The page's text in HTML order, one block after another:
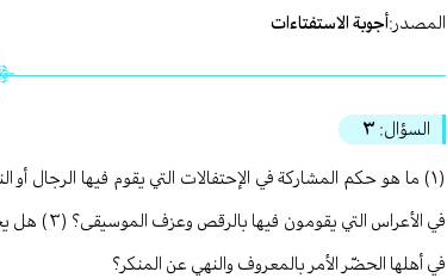
المصدر:أجوبة الاستفتاءات
السؤال: ٣
في
في أهلها الحضّر الأمر بالمعروف والنهي عن المنكر؟